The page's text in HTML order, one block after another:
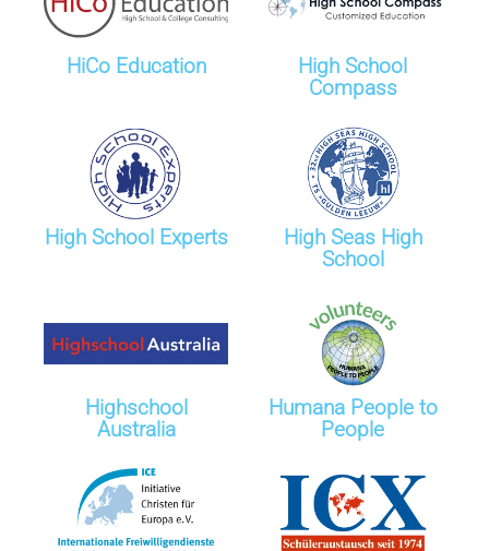
HiCo Education
High School
Compass
High School Experts
High Seas High
School
Highschool
Australia
Humana People to
People